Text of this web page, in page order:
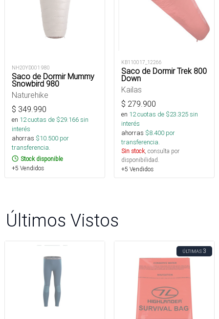
NH20YD001 980
Saco de Dormir Mummy
Snowbird 980
Naturehike
$ 349.990
en 12cuotas de $29.166sin
interés
ahorras $10.500 por
transferencia.
Stock disponible
+5 Vendidos
KB110017_12266
Saco de Dormir Trek 800
Down
Kailas
$ 279.900
en 12cuotas de $23.325sin
interés
ahorras $8.400 por
transferencia.
Sin stock, consulta por
disponibilidad.
+5 Vendidos
Últimos Vistos
ÚLTIMAS3